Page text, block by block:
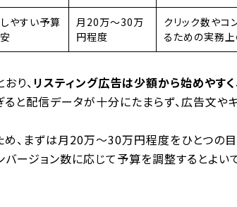
やすい予算
月20万～30万
円程度
クリック数やコ
るための実務
り、 リスティング広告は少額から始めやす
ると配信データが十分にたまらず、広告文や
め、まずは月20万〜30万円程度をひとつの
バージョン数に応じて予算を調整するとよいで